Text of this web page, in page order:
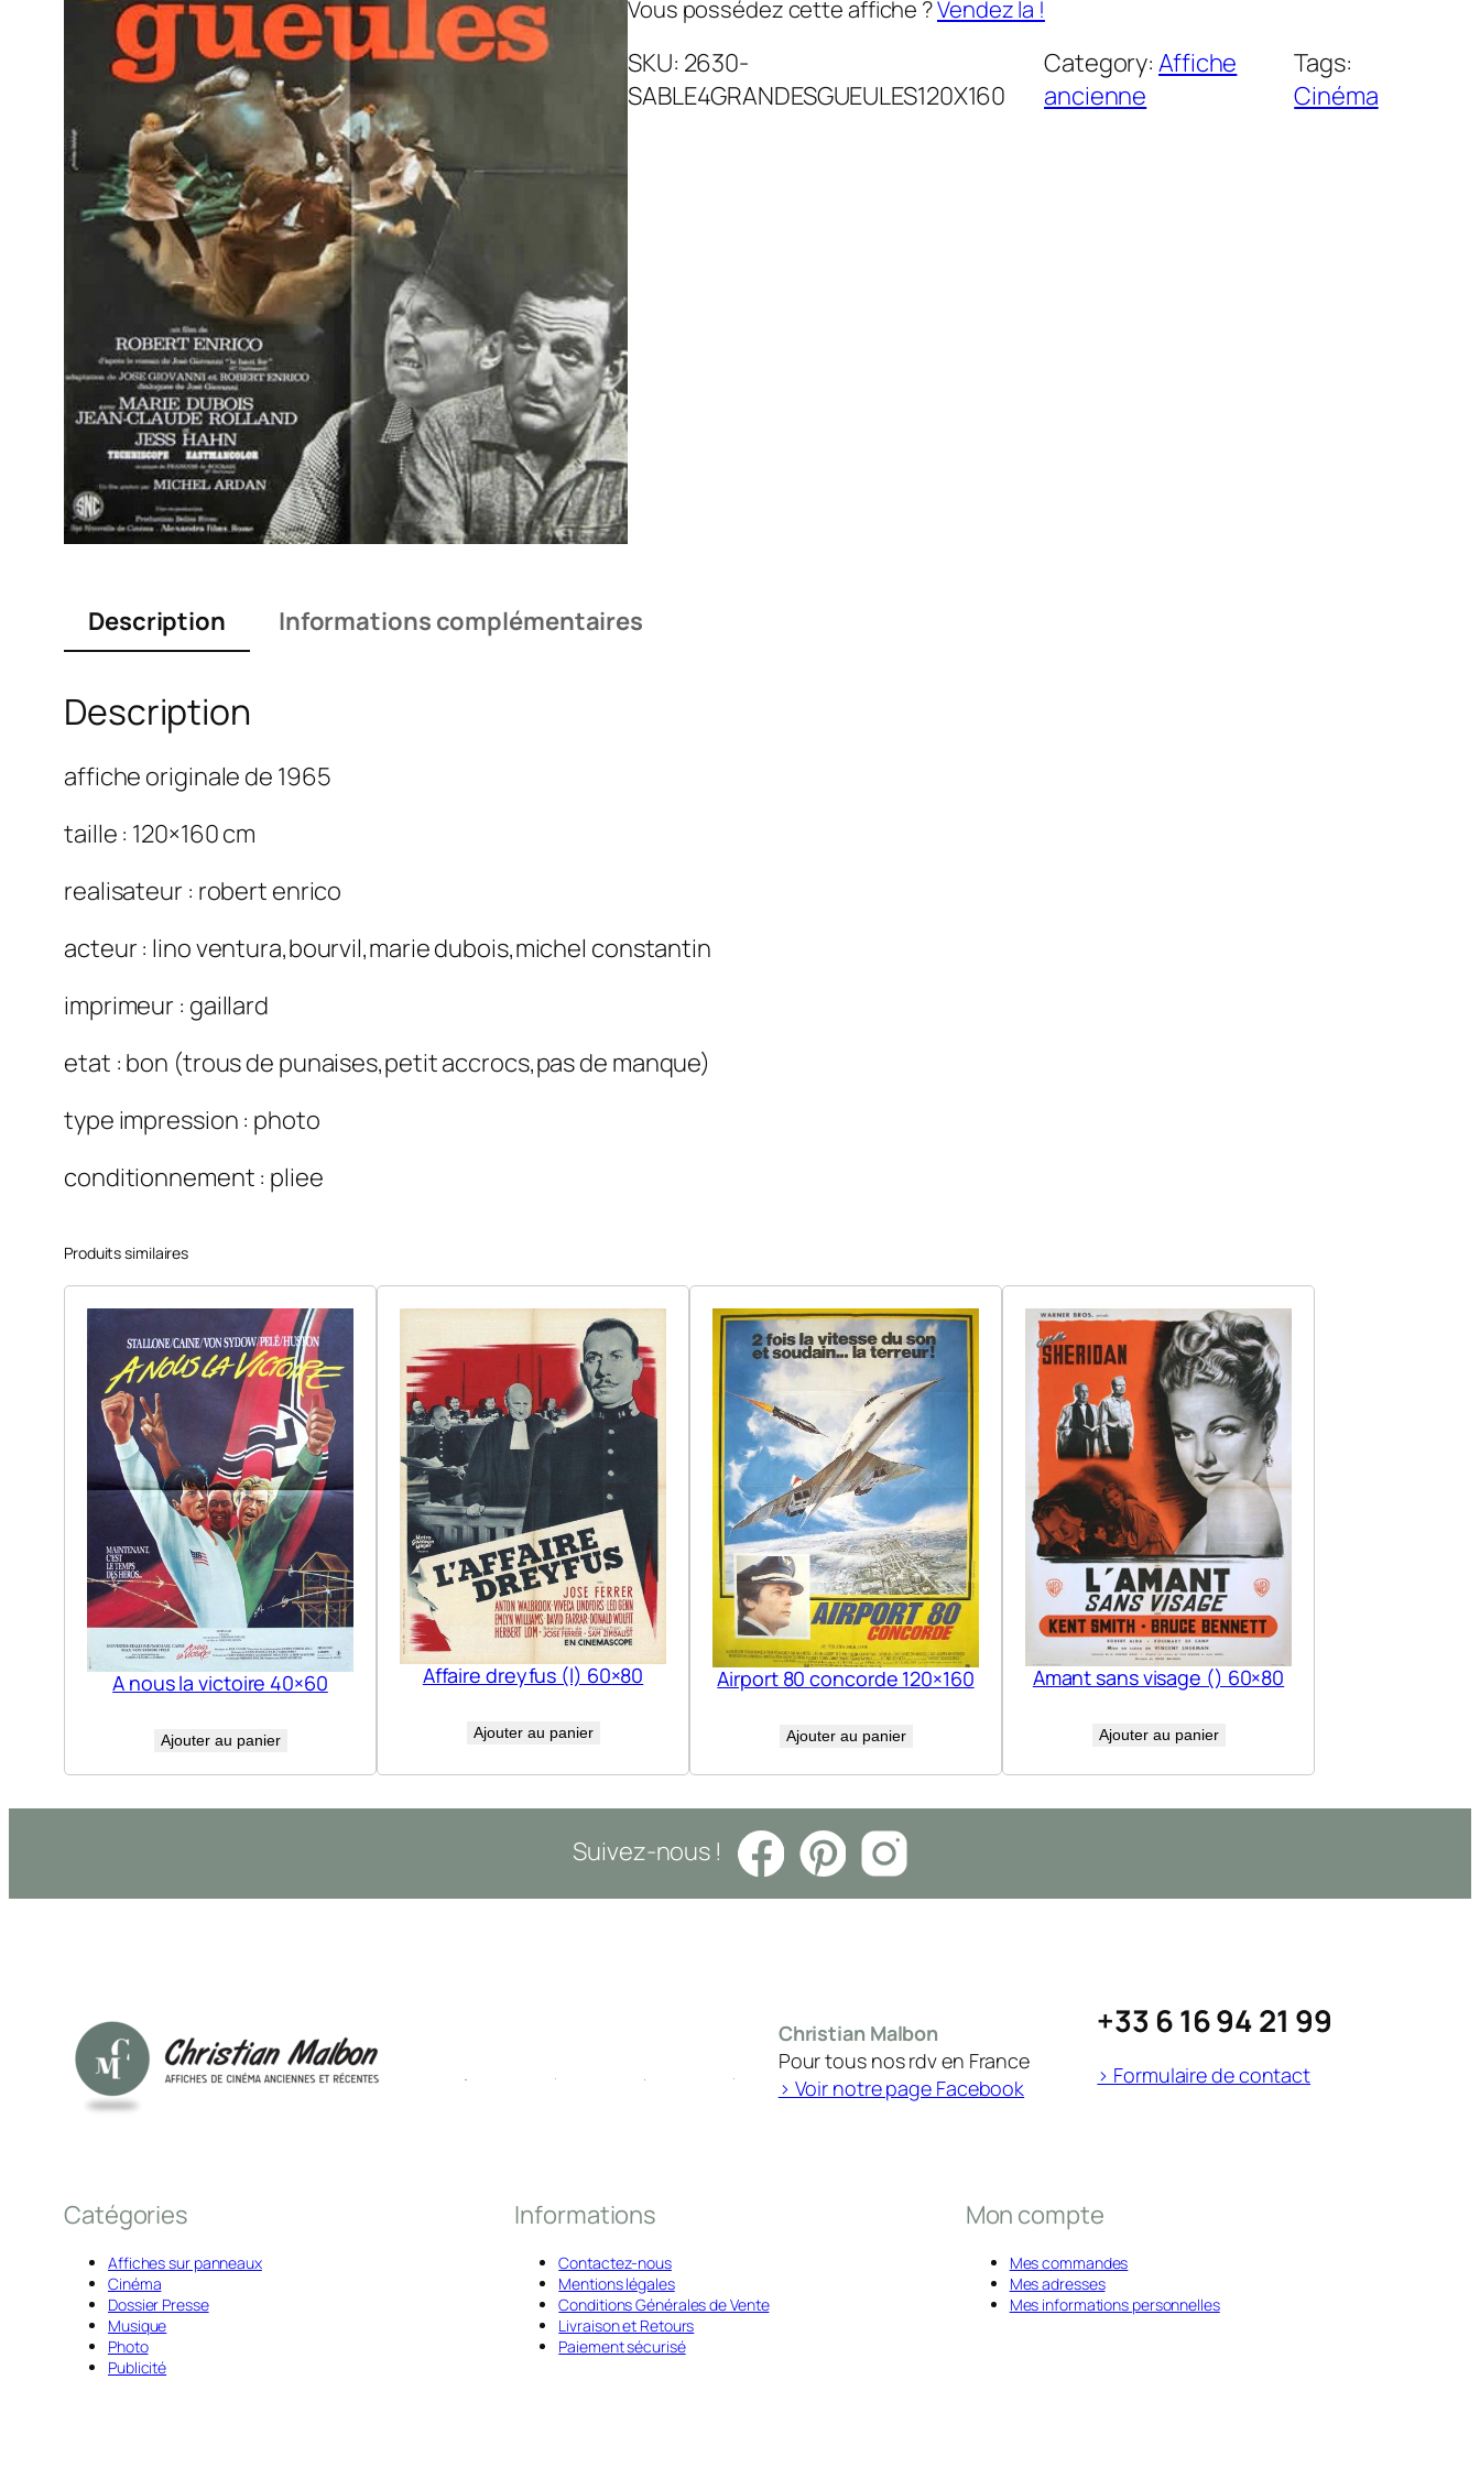
Vous possédez cette affiche ?Vendez la !
SKU: 2630-
SABLE4GRANDESGUEULES120X160
Category:Affiche
ancienne
Tags:
Cinéma
Description Informations complémentaires
Description
affiche originale de 1965
taille : 120×160 cm
realisateur : robert enrico
acteur : lino ventura,bourvil,marie dubois,michel constantin
imprimeur : gaillard
etat : bon (trous de punaises,petit accrocs,pas de manque)
type impression : photo
conditionnement : pliee
Produits similaires
A nous la victoire 40×60
Ajouter au panier
Affaire dreyfus (l) 60×80
Ajouter au panier
Airport 80 concorde 120×160
Ajouter au panier
Amant sans visage () 60×80
Ajouter au panier
Suivez-nous !
Christian Malbon
Pour tous nos rdv en France
> Voir notre page Facebook
+33 6 16 94 21 99
> Formulaire de contact
Catégories
Affiches sur panneaux
Cinéma
Dossier Presse
Musique
Photo
Publicité
Informations
Contactez-nous
Mentions légales
Conditions Générales de Vente
Livraison et Retours
Paiement sécurisé
Mon compte
Mes commandes
Mes adresses
Mes informations personnelles